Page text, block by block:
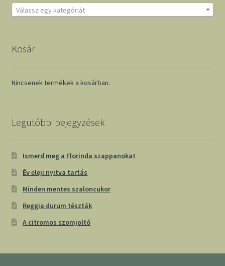
Válassz egy kategóriát
Kosár
Nincsenek termékek a kosárban.
Legutóbbi bejegyzések
Ismerd meg a Florinda szappanokat
Év eleji nyitva tartás
Minden mentes szaloncukor
Reggia durum tészták
A citromos szomjoltó